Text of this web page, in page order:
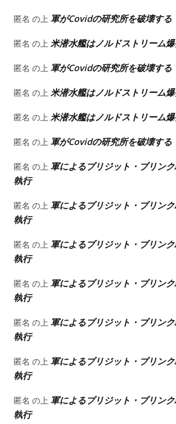
匿名 の上 軍がCovidの研究所を破壊する
匿名 の上 米潜水艦はノルドストリーム
匿名 の上 軍がCovidの研究所を破壊する
匿名 の上 米潜水艦はノルドストリーム
匿名 の上 米潜水艦はノルドストリーム
匿名 の上 軍がCovidの研究所を破壊する
匿名 の上 軍によるブリジット・ブリン
執行
匿名 の上 軍によるブリジット・ブリン
執行
匿名 の上 軍によるブリジット・ブリン
執行
匿名 の上 軍によるブリジット・ブリン
執行
匿名 の上 軍によるブリジット・ブリン
執行
匿名 の上 軍によるブリジット・ブリン
執行
匿名 の上 軍によるブリジット・ブリン
執行